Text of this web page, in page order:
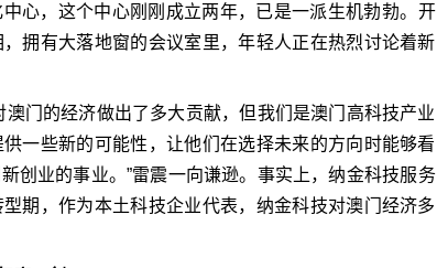
心，这个中心刚刚成立两年，已是一派生机勃勃。开
拥有大落地窗的会议室里，年轻人正在热烈讨论着新
门的经济做出了多大贡献，但我们是澳门高科技产业
一些新的可能性，让他们在选择未来的方向时能够看
创业的事业。”雷震一向谦逊。事实上，纳金科技服务
期，作为本土科技企业代表，纳金科技对澳门经济多